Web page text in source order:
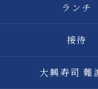
ランチ
接待
大興寿司 難